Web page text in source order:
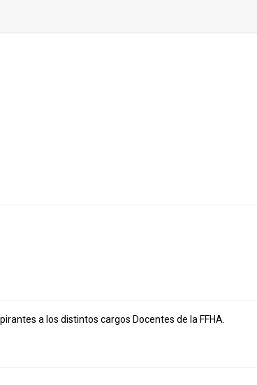
a los distintos cargos Docentes de la FFHA.